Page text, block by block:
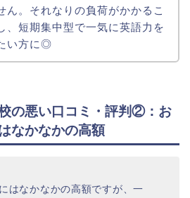
ん。それなりの負荷がかかるこ
、短期集中型で一気に英語力を
い方に◎
の悪い口コミ・評判②：お
なかなかの高額
はなかなかの高額ですが、一